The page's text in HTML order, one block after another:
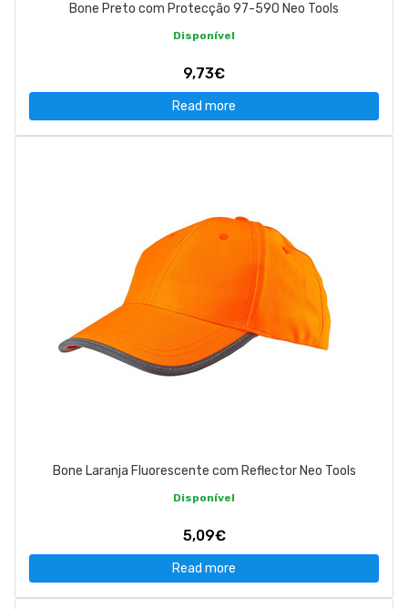
Bone Preto com Protecção 97-590 Neo Tools
Disponível
9,73€
Read more
Bone Laranja Fluorescente com Reflector Neo Tools
Disponível
5,09€
Read more